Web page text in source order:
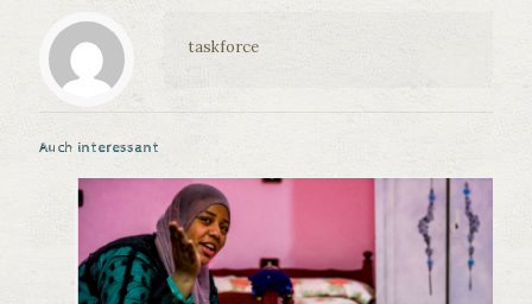
taskforce
Auch interessant